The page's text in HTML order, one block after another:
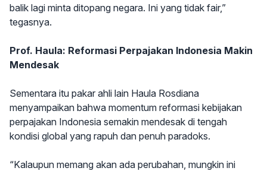
balik lagi minta ditopang negara. Ini yang tidak fair,”
tegasnya.
Prof. Haula: Reformasi Perpajakan Indonesia Makin
Mendesak
Sementara itu pakar ahli lain Haula Rosdiana
menyampaikan bahwa momentum reformasi kebijakan
perpajakan Indonesia semakin mendesak di tengah
kondisi global yang rapuh dan penuh paradoks.
“Kalaupun memang akan ada perubahan, mungkin ini